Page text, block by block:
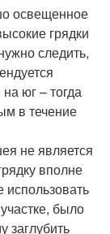
освещенное
грядки
следить,
юг – тогда
в течение
не является
вполне
было
заглубить